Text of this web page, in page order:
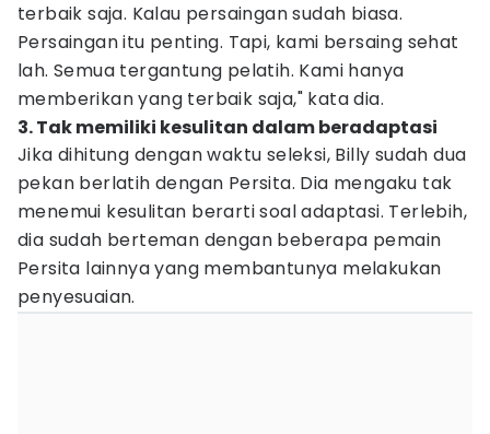
terbaik saja. Kalau persaingan sudah biasa.
Persaingan itu penting. Tapi, kami bersaing sehat
lah. Semua tergantung pelatih. Kami hanya
memberikan yang terbaik saja," kata dia.
3. Tak memiliki kesulitan dalam beradaptasi
Jika dihitung dengan waktu seleksi, Billy sudah dua
pekan berlatih dengan Persita. Dia mengaku tak
menemui kesulitan berarti soal adaptasi. Terlebih,
dia sudah berteman dengan beberapa pemain
Persita lainnya yang membantunya melakukan
penyesuaian.